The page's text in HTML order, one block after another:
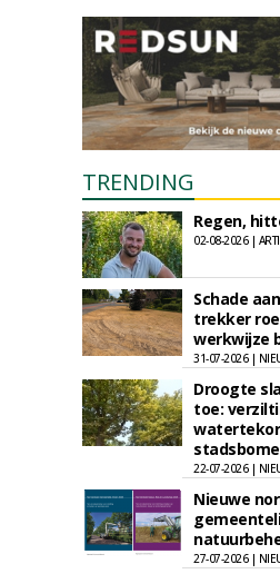
TRENDING
Regen,
02-08-2026 |
Schade
trekker
werkwijze
31-07-2026 |
Droogte
toe:
22-07-2026 |
Nieuwe
27-07-2026 |